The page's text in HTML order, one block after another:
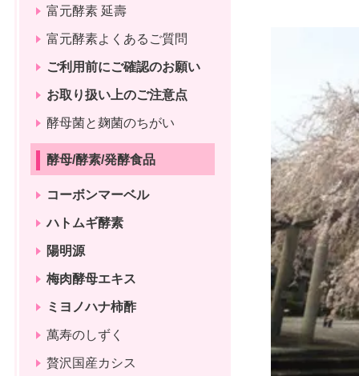
富元酵素 延壽
富元酵素よくあるご質問
ご利用前にご確認のお願い
お取り扱い上のご注意点
酵母菌と麹菌のちがい
酵母/酵素/発酵食品
コーボンマーベル
ハトムギ酵素
陽明源
梅肉酵母エキス
ミヨノハナ柿酢
萬寿のしずく
贅沢国産カシス